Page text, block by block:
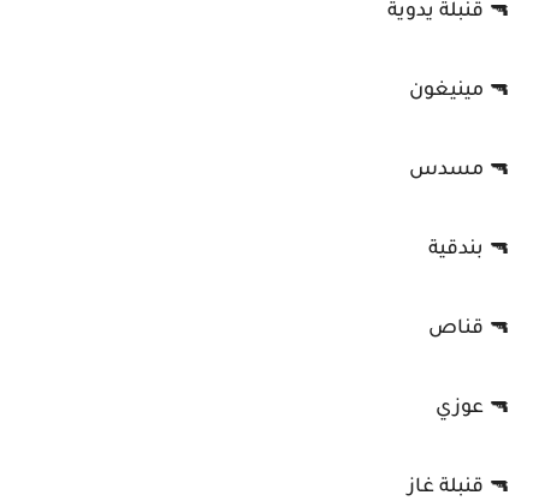
🔫 قنبلة يدوية
🔫 مينيغون
🔫 مسدس
🔫 بندقية
🔫 قناص
🔫 عوزي
🔫 قنبلة غاز